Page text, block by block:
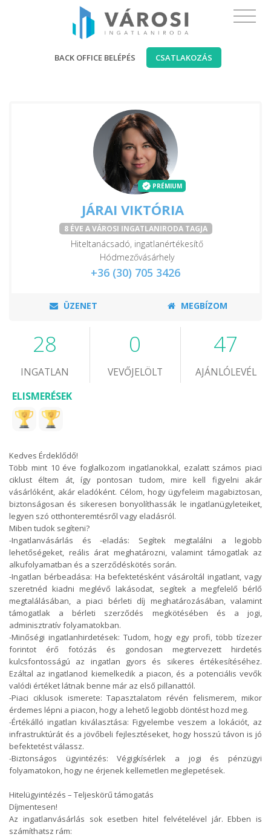
BACK OFFICE BELÉPÉS CSATLAKOZÁS
PRÉMIUM
JÁRAI VIKTÓRIA
8 ÉVE A VÁROSI INGATLANIRODA TAGJA
Hiteltanácsadó, ingatlanértékesítő
Hódmezővásárhely
+36 (30) 705 3426
ÜZENET MEGBÍZOM
28
INGATLAN
0
VEVŐJELÖLT
47
AJÁNLÓLEVÉL
ELISMERÉSEK
Kedves Érdeklődő!
Több mint 10 éve foglalkozom ingatlanokkal, ezalatt számos piaci
ciklust éltem át, így pontosan tudom, mire kell figyelni akár
vásárlóként, akár eladóként. Célom, hogy ügyfeleim magabiztosan,
biztonságosan és sikeresen bonyolíthassák le ingatlanügyleteiket,
legyen szó otthonteremtésről vagy eladásról.
Miben tudok segíteni?
-Ingatlanvásárlás és -eladás: Segítek megtalálni a legjobb
lehetőségeket, reális árat meghatározni, valamint támogatlak az
alkufolyamatban és a szerződéskötés során.
-Ingatlan bérbeadása: Ha befektetésként vásároltál ingatlant, vagy
szeretnéd kiadni meglévő lakásodat, segítek a megfelelő bérlő
megtalálásában, a piaci bérleti díj meghatározásában, valamint
támogatlak a bérleti szerződés megkötésében és a jogi,
adminisztratív folyamatokban.
-Minőségi ingatlanhirdetések: Tudom, hogy egy profi, több tízezer
forintot érő fotózás és gondosan megtervezett hirdetés
kulcsfontosságú az ingatlan gyors és sikeres értékesítéséhez.
Ezáltal az ingatlanod kiemelkedik a piacon, és a potenciális vevők
valódi értéket látnak benne már az első pillanattól.
-Piaci ciklusok ismerete: Tapasztalatom révén felismerem, mikor
érdemes lépni a piacon, hogy a lehető legjobb döntést hozd meg.
-Értékálló ingatlan kiválasztása: Figyelembe veszem a lokációt, az
infrastruktúrát és a jövőbeli fejlesztéseket, hogy hosszú távon is jó
befektetést válassz.
-Biztonságos ügyintézés: Végigkísérlek a jogi és pénzügyi
folyamatokon, hogy ne érjenek kellemetlen meglepetések.
Hitelügyintézés – Teljeskörű támogatás
Díjmentesen!
Az ingatlanvásárlás sok esetben hitel felvételével jár. Ebben is
számíthatsz rám: